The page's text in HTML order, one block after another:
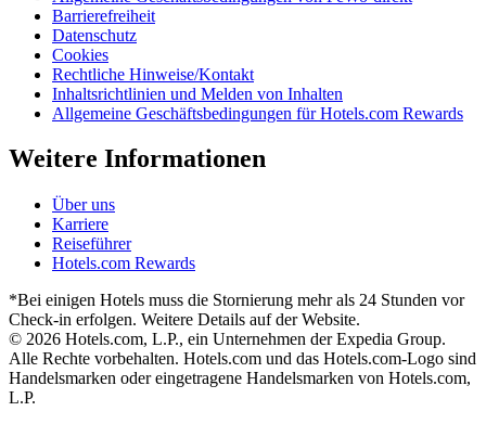
Barrierefreiheit
Datenschutz
Cookies
Rechtliche Hinweise/Kontakt
Inhaltsrichtlinien und Melden von Inhalten
Allgemeine Geschäftsbedingungen für Hotels.com Rewards
Weitere Informationen
Über uns
Karriere
Reiseführer
Hotels.com Rewards
*Bei einigen Hotels muss die Stornierung mehr als 24 Stunden vor
Check-in erfolgen. Weitere Details auf der Website.
© 2026 Hotels.com, L.P., ein Unternehmen der Expedia Group.
Alle Rechte vorbehalten. Hotels.com und das Hotels.com-Logo sind
Handelsmarken oder eingetragene Handelsmarken von Hotels.com,
L.P.